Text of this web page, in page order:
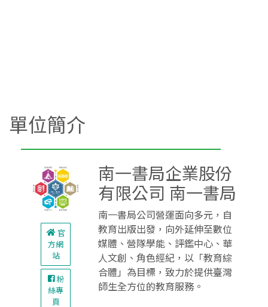
單位簡介
官
方網
站
粉
絲專
頁
南一書局企業股份
有限公司 南一書局
南一書局公司營運面向多元，自
教育出版出發，向外延伸至數位
媒體、營隊學能、評鑑中心、華
人文創、角色經紀，以「教育綜
合體」為目標，致力於提供臺灣
師生全方位的教育服務。